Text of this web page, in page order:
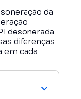
da
desonerada
diferenças
em cada